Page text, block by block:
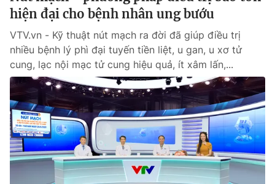
hiện đại cho bệnh nhân ung bướu
VTV.vn - Kỹ thuật nút mạch ra đời đã giúp điều trị
nhiều bệnh lý phì đại tuyến tiền liệt, u gan, u xơ tử
cung, lạc nội mạc tử cung hiệu quả, ít xâm lấn,...